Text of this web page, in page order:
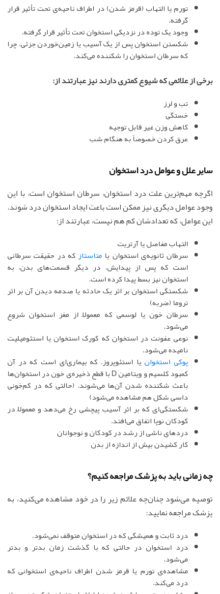
تورم یا التهاب (قرمز شدن) در اطراف ناحیه‌ی تحت تأثیر قرار
گرفته.
وجود یک توده در نزدیکی استخوان تحت تأثیر قرار گرفته.
شکستن استخوان پس از یک آسیب یا زمین‌خوردن جزئی، چرا
که سرطان استخوان را شکننده می‌کند.
برخی از علائمی که شیوع کمتری دارند نیز عبارتند از:
تب و لرز
خستگی
کاهش وزن غیر قابل توجیه
عرق کردن خصوصاً به هنگام شب
سایر علل و عوامل درد استخوان
اگرچه مهم‌ترین علت درد استخوان، سرطان استخوان است، با این
وجود عوامل دیگری نیز ممکن است باعث ایجاد استخوان درد شوند.
این عوامل، که تعدادشان کم هم نیست، عبارتند از:
التهاب مفاصل یا آرتریت
سرطان ثانویه‌ی استخوان یا متاستاز که در حقیقت سرطانی
است که پس از پیدایش، در دیگر قسمت‌های بدن، به
استخوان نیز بسط پیدا کرده است.
شکستگی استخوان بر اثر یک حادثه یا صدمه‌ دیدن آن بر اثر
تروما (ضربه)
سرطان خون یا لوسمی که معمولاً از مغز استخوان شروع
می‌شود.
نوعی عفونت در استخوان که کورک استخوان یا استئومیلیت
نامیده می‌شود.
پوکی استخوانیا استئوپروز، که بیماری‌ای است که در آن
کمبود کلسیم و ویتامین D با قطع ذخیره‌ی خون در استخوان‌ها
باعث شکننده شدن آن‌ها می‌شوند. (حالتی که در کم‌خونی
داسی شکل هم مشاهده می‌شود)
شکستگی‌ای که بر اثر آسیب پیچشی رخ می‌دهد و معمولاً در
کودکان نوپا اتفاق می‌افتد.
دردهای ناشی از رشد در کودکان و نوجوانان
کار کشیدن بیش از اندازه از بدن
چه زمانی باید به پزشک مراجعه کنیم؟
توصیه می‌شود چنان‌چه علائم زیر را در خود مشاهده می‌کنید، به
پزشک مراجعه نمایید:
درد ثابت و همیشگی که در استخوان متوقف نمی‌شود.
درد استخوان در حالتی که با گذشت زمان بدتر و بدتر
می‌شود.
مشاهده‌ی تورم یا قرمز شدن اطراف ناحیه‌ی استخوانی که
درد می‌کند.